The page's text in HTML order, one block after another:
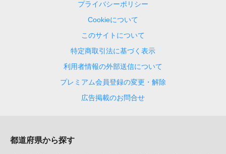
プライバシーポリシー
Cookieについて
このサイトについて
特定商取引法に基づく表示
利用者情報の外部送信について
プレミアム会員登録の変更・解除
広告掲載のお問合せ
都道府県から探す